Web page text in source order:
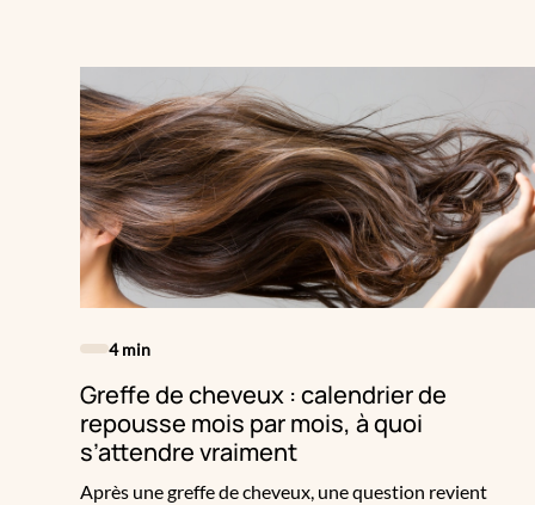
qu’elle ne fera pas, et comment savoir si vous êtes une
bonne candidate.
4 min
Greffe de cheveux : calendrier de
repousse mois par mois, à quoi
s’attendre vraiment
Après une greffe de cheveux, une question revient